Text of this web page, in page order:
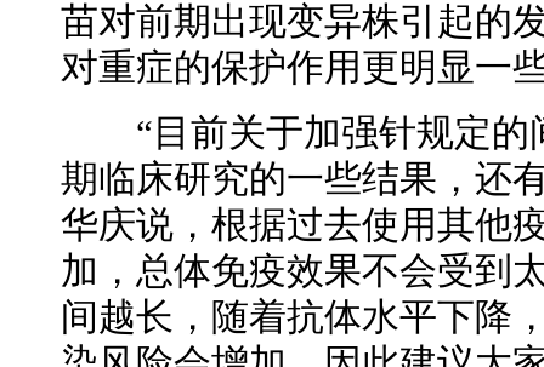
苗对前期出现变异株引起的
对重症的保护作用更明显一
“目前关于加强针规定的
期临床研究的一些结果，还
华庆说，根据过去使用其他
加，总体免疫效果不会受到
间越长，随着抗体水平下降